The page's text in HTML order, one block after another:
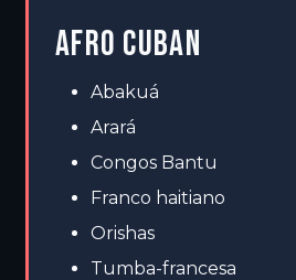
AFRO CUBAN
Abakuá
Arará
Congos Bantu
Franco haitiano
Orishas
Tumba-francesa